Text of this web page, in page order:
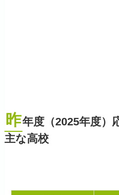
昨年度（2025年度）
主な高校